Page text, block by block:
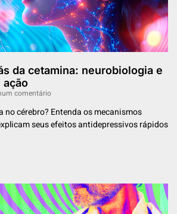
da cetamina: neurobiologia e
ação
comentário
no cérebro? Entenda os mecanismos
seus efeitos antidepressivos rápidos